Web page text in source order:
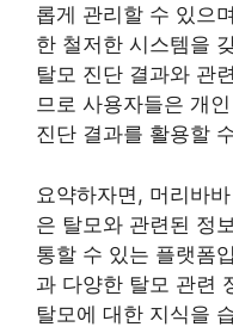
롭게 관리할 수 있으
한 철저한 시스템을
탈모 진단 결과와 관
므로 사용자들은 개
진단 결과를 활용할
요약하자면, 머리바
은 탈모와 관련된 정
통할 수 있는 플랫폼
과 다양한 탈모 관련
탈모에 대한 지식을